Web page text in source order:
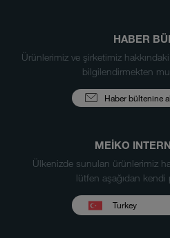
HABER
Ürünlerimiz ve şirketimiz
bilgilendirmekten
Haber bültenine
MEIKO
Ülkenizde sunulan ürünlerimiz
lütfen aşağıdan kendi
Turkey